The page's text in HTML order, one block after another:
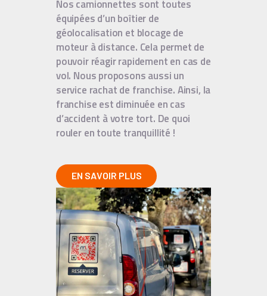
Nos camionnettes sont toutes
équipées d’un boîtier de
géolocalisation et blocage de
moteur à distance. Cela permet de
pouvoir réagir rapidement en cas de
vol. Nous proposons aussi un
service rachat de franchise. Ainsi, la
franchise est diminuée en cas
d’accident à votre tort. De quoi
rouler en toute tranquillité !
EN SAVOIR PLUS